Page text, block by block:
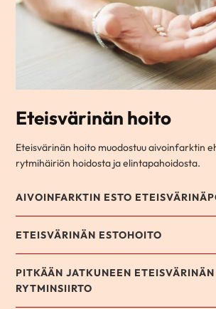
Eteisvärinän hoito
Eteisvärinän hoito muodostuu aivoinfarktin
rytmihäiriön hoidosta ja elintapahoidosta.
AIVOINFARKTIN ESTO
ETEISVÄRINÄN ESTOHOITO
PITKÄÄN JATKUNEEN ETEISVÄRINÄN
RYTMINSIIRTO